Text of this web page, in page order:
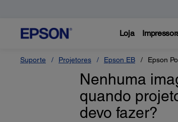
Loja
Suporte Projetores Epson EB Epson
Nenhuma
quando
devo fazer?